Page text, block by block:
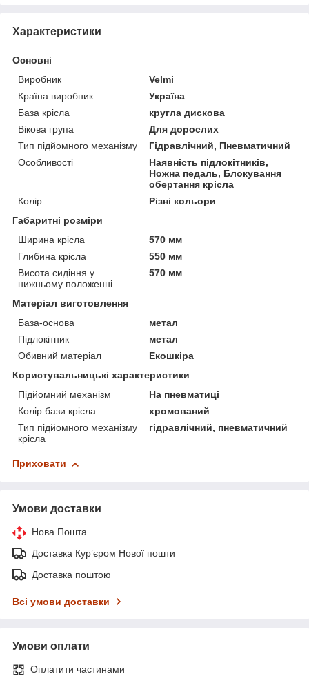
Характеристики
Основні
Виробник
Velmi
Країна виробник
Україна
База крісла
кругла дискова
Вікова група
Для дорослих
Тип підйомного механізму
Гідравлічний, Пневматичний
Особливості
Наявність підлокітників,
Ножна педаль, Блокування
обертання крісла
Колір
Різні кольори
Габаритні розміри
Ширина крісла
570 мм
Глибина крісла
550 мм
Висота сидіння у
нижньому положенні
570 мм
Матеріал виготовлення
База-основа
метал
Підлокітник
метал
Обивний матеріал
Екошкіра
Користувальницькі характеристики
Підйомний механізм
На пневматиці
Колір бази крісла
хромований
Тип підйомного механізму
крісла
гідравлічний, пневматичний
Приховати
Умови доставки
Нова Пошта
Доставка Курʼєром Нової пошти
Доставка поштою
Всі умови доставки
Умови оплати
Оплатити частинами